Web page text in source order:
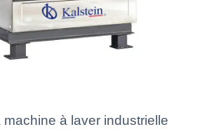
à laver industrielle